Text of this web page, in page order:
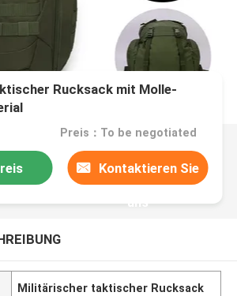
Rucksack mit Molle-
Preis：To be negotiated
Kontaktieren Sie
uns
Militärischer taktischer Rucksack